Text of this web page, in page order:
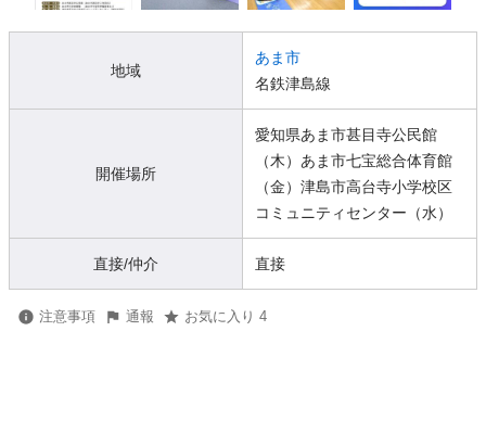
地域
あま市
名鉄津島線
開催場所
愛知県あま市甚目寺公民館
（木）あま市七宝総合体育館
（金）津島市高台寺小学校区
コミュニティセンター（水）
直接/仲介 直接
注意事項 通報 お気に入り 4